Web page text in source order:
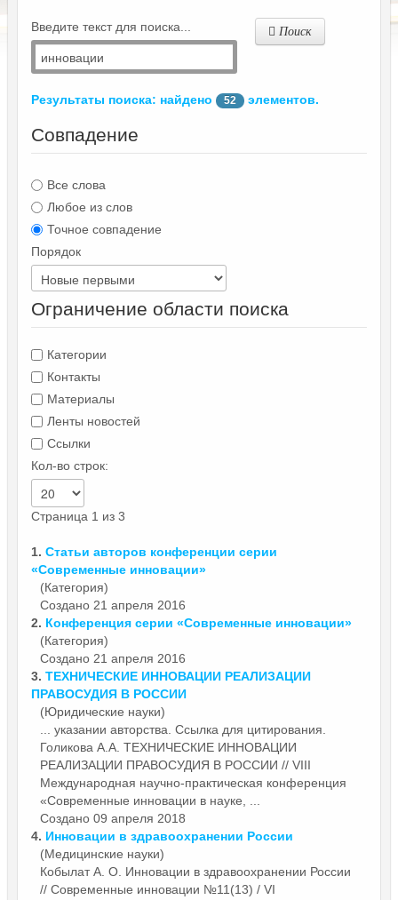
Введите текст для поиска... Поиск
Результаты поиска: найдено 52 элементов.
Совпадение
Все слова
Любое из слов
Точное совпадение
Порядок
Ограничение области поиска
Категории
Контакты
Материалы
Ленты новостей
Ссылки
Кол-во строк:
Страница 1 из 3
1. Статьи авторов конференции серии
«Современные инновации»
(Категория)
Создано 21 апреля 2016
2. Конференция серии «Современные инновации»
(Категория)
Создано 21 апреля 2016
3. ТЕХНИЧЕСКИЕ ИННОВАЦИИ РЕАЛИЗАЦИИ
ПРАВОСУДИЯ В РОССИИ
(Юридические науки)
... указании авторства. Ссылка для цитирования.
Голикова А.А. ТЕХНИЧЕСКИЕ ИННОВАЦИИ
РЕАЛИЗАЦИИ ПРАВОСУДИЯ В РОССИИ // VIII
Международная научно-практическая конференция
«Современные инновации в науке, ...
Создано 09 апреля 2018
4. Инновации в здравоохранении России
(Медицинские науки)
Кобылат А. О. Инновации в здравоохранении России
// Современные инновации №11(13) / VI